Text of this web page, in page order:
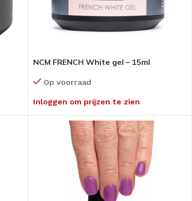
NCM FRENCH White gel – 15ml
Op voorraad
Inloggen om prijzen te zien